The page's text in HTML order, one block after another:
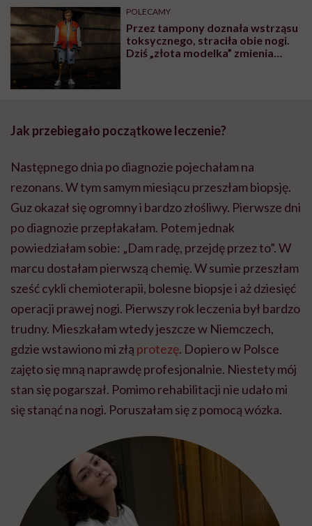
POLECAMY
Przez tampony doznała wstrząsu
toksycznego, straciła obie nogi.
Dziś „złota modelka” zmienia
Jak przebiegało początkowe leczenie?
Następnego dnia po diagnozie pojechałam na
rezonans. W tym samym miesiącu przeszłam biopsję.
Guz okazał się ogromny i bardzo złośliwy. Pierwsze dni
po diagnozie przepłakałam. Potem jednak
powiedziałam sobie: „Dam radę, przejdę przez to”. W
marcu dostałam pierwszą chemię. W sumie przeszłam
sześć cykli chemioterapii, bolesne biopsje i aż dziesięć
operacji prawej nogi. Pierwszy rok leczenia był bardzo
trudny. Mieszkałam wtedy jeszcze w Niemczech,
gdzie wstawiono mi złą protezę. Dopiero w Polsce
zajęto się mną naprawdę profesjonalnie. Niestety mój
stan się pogarszał. Pomimo rehabilitacji nie udało mi
się stanąć na nogi. Poruszałam się z pomocą wózka.